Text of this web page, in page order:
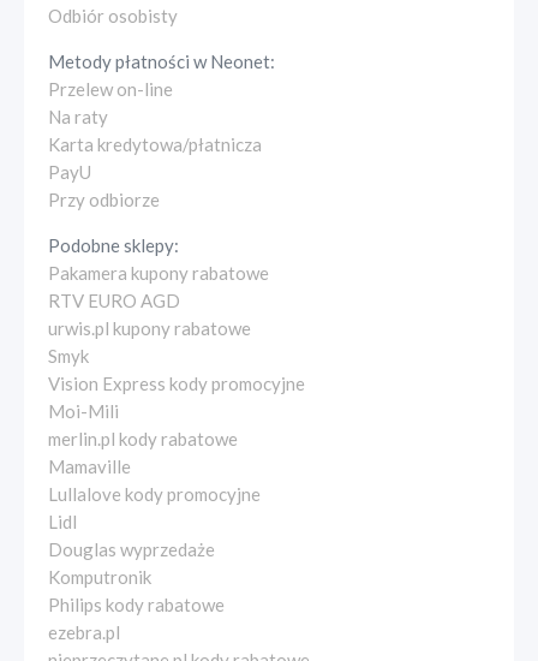
Odbiór osobisty
Metody płatności wNeonet:
Przelew on-line
Na raty
Karta kredytowa/płatnicza
PayU
Przy odbiorze
Podobne sklepy:
Pakamera kupony rabatowe
RTV EURO AGD
urwis.pl kupony rabatowe
Smyk
Vision Express kody promocyjne
Moi-Mili
merlin.pl kody rabatowe
Mamaville
Lullalove kody promocyjne
Lidl
Douglas wyprzedaże
Komputronik
Philips kody rabatowe
ezebra.pl